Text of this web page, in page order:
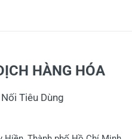
HÀNG HÓA
Tiêu Dùng